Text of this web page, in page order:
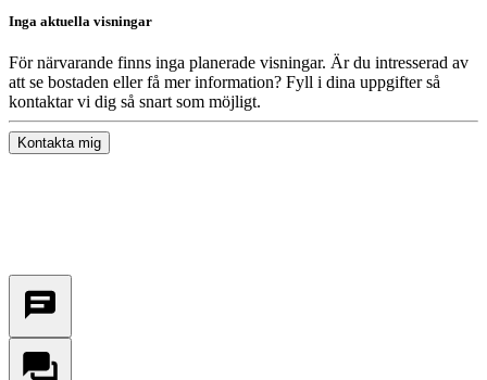
Inga aktuella visningar
För närvarande finns inga planerade visningar. Är du intresserad av
att se bostaden eller få mer information? Fyll i dina uppgifter så
kontaktar vi dig så snart som möjligt.
Kontakta mig